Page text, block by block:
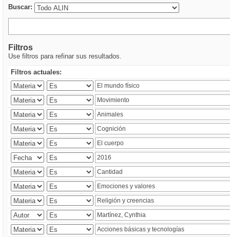
Buscar:
Filtros
Use filtros para refinar sus resultados.
Filtros actuales: